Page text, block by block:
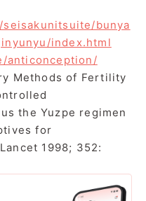
bunya
index.html
anticonception/
Methods of Fertility
the Yuzpe regimen
for
1998; 352: